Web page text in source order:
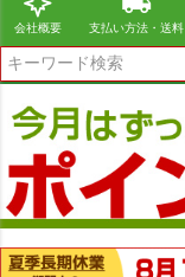
会社概要 支払い方法・送料